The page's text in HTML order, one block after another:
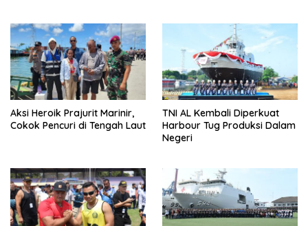
Aksi Heroik Prajurit Marinir,
Cokok Pencuri di Tengah Laut
TNI AL Kembali Diperkuat
Harbour Tug Produksi Dalam
Negeri